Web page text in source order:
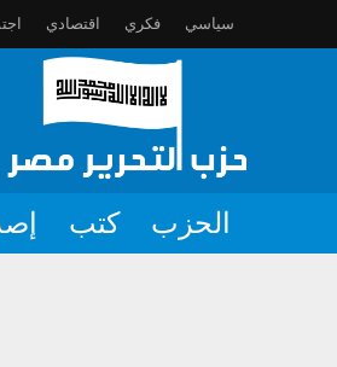
سياسي فكري اقتصادي
الحزب كتب